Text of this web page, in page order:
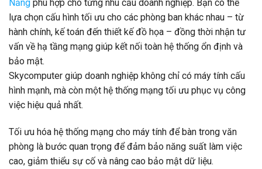
Nẵng phù hợp cho từng nhu cầu doanh nghiệp. Bạn có thể
lựa chọn cấu hình tối ưu cho các phòng ban khác nhau – từ
hành chính, kế toán đến thiết kế đồ họa – đồng thời nhận tư
vấn về hạ tầng mạng giúp kết nối toàn hệ thống ổn định và
bảo mật.
Skycomputer giúp doanh nghiệp không chỉ có máy tính cấu
hình mạnh, mà còn một hệ thống mạng tối ưu phục vụ công
việc hiệu quả nhất.
Tối ưu hóa hệ thống mạng cho máy tính để bàn trong văn
phòng là bước quan trọng để đảm bảo năng suất làm việc
cao, giảm thiểu sự cố và nâng cao bảo mật dữ liệu.